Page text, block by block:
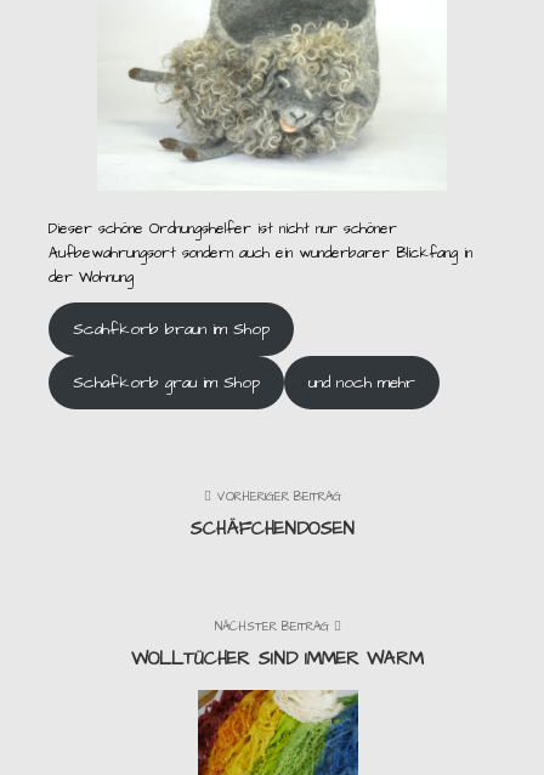
Dieser schöne Ordnungshelfer ist nicht nur schöner
Aufbewahrungsort sondern auch ein wunderbarer Blickfang in
der Wohnung
Scahfkorb braun im Shop
Schafkorb grau im Shop und noch mehr
VORHERIGER BEITRAG
SCHÄFCHENDOSEN
NÄCHSTER BEITRAG
WOLLTÜCHER SIND IMMER WARM